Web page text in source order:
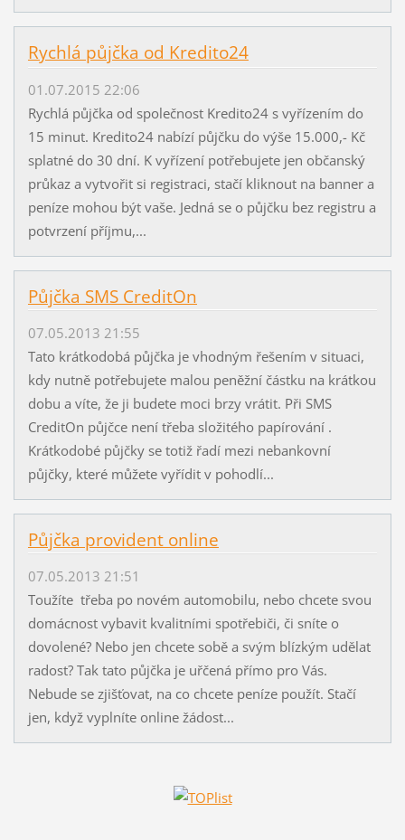
Rychlá půjčka od Kredito24
01.07.2015 22:06
Rychlá půjčka od společnost Kredito24 s vyřízením do
15 minut. Kredito24 nabízí půjčku do výše 15.000,- Kč
splatné do 30 dní. K vyřízení potřebujete jen občanský
průkaz a vytvořit si registraci, stačí kliknout na banner a
peníze mohou být vaše. Jedná se o půjčku bez registru a
potvrzení příjmu,...
Půjčka SMS CreditOn
07.05.2013 21:55
Tato krátkodobá půjčka je vhodným řešením v situaci,
kdy nutně potřebujete malou peněžní částku na krátkou
dobu a víte, že ji budete moci brzy vrátit. Při SMS
CreditOn půjčce není třeba složitého papírování .
Krátkodobé půjčky se totiž řadí mezi nebankovní
půjčky, které můžete vyřídit v pohodlí...
Půjčka provident online
07.05.2013 21:51
Toužíte třeba po novém automobilu, nebo chcete svou
domácnost vybavit kvalitními spotřebiči, či sníte o
dovolené? Nebo jen chcete sobě a svým blízkým udělat
radost? Tak tato půjčka je uřčená přímo pro Vás.
Nebude se zjišťovat, na co chcete peníze použít. Stačí
jen, když vyplníte online žádost...